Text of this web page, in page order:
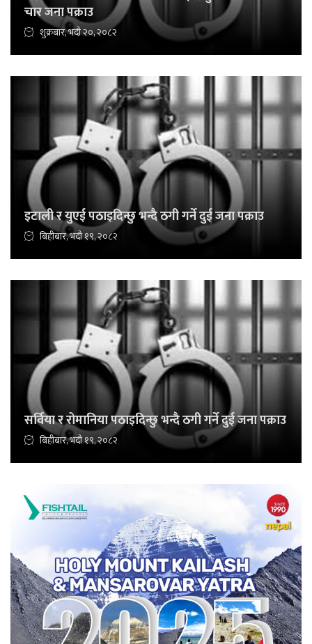
चार जना पक्राउ
शुक्रबार, भदौ २०, २०८२
इटाली र युएई पठाइदिन्छु भन्दै ठगी गर्ने दुई जना पक्राउ
बिहीबार, भदौ १९, २०८२
सर्विया र रोमानिया पठाइदिन्छु भन्दै ठगी गर्ने दुई जना पक्राउ
बिहीबार, भदौ १९, २०८२